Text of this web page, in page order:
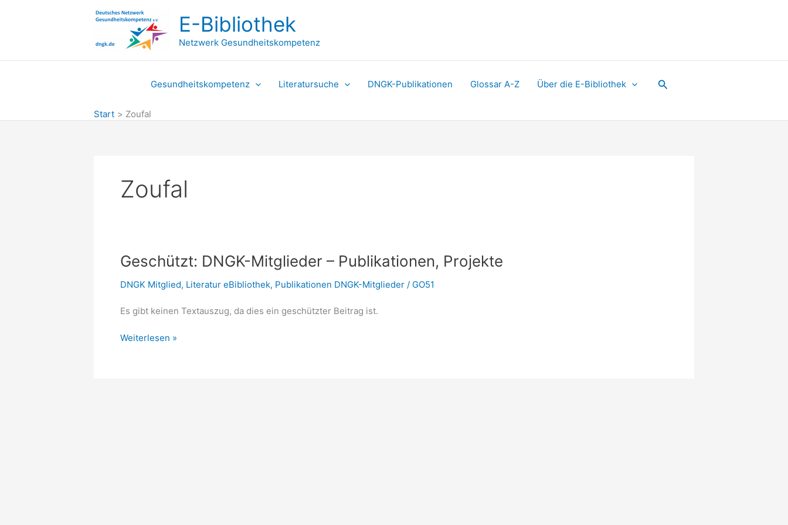
E-Bibliothek
Netzwerk Gesundheitskompetenz
Gesundheitskompetenz Literatursuche DNGK-Publikationen Glossar A-Z Über die E-Bibliothek Suchen
Start Zoufal
Zoufal
Geschützt: DNGK-Mitglieder – Publikationen, Projekte
DNGK Mitglied, Literatur eBibliothek, Publikationen DNGK-Mitglieder / GO51
Es gibt keinen Textauszug, da dies ein geschützter Beitrag ist.
Geschützt:
Weiterlesen »